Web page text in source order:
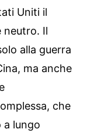
Uniti il
neutro. Il
alla guerra
ma anche
che
a lungo